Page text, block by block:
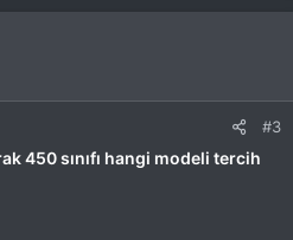
#3
450 sınıfı hangi modeli tercih